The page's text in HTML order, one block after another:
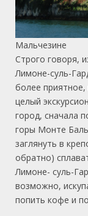
Мальчезине
Строго говоря,
Лимоне-суль-
более
целый
город, сначала
горы Монте
заглянуть в
обратно)
Лимоне- суль-
возможно,
попить кофе и